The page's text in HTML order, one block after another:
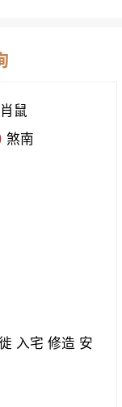
出货财
鼠
煞南
入宅 修造 安